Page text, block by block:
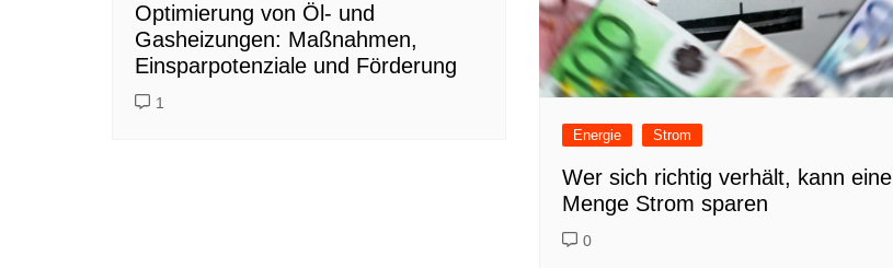
Optimierung von Öl- und
Gasheizungen: Maßnahmen,
Einsparpotenziale und Förderung
1
Energie Strom
Wer sich richtig verhält, kann eine
Menge Strom sparen
0